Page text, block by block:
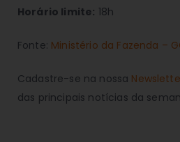
Horário limite: 18h
Fonte: Ministério da Fazenda –
Cadastre-se na nossa
das principais notícias da